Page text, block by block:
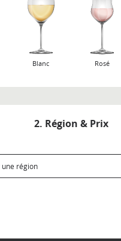
Blanc Rosé
2. Région & Prix